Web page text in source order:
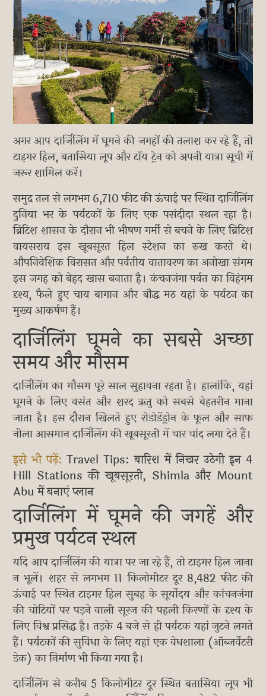
अगर आप दार्जिलिंग में घूमने की जगहों की तलाश कर रहे हैं, तो
टाइगर हिल, बतासिया लूप और टॉय ट्रेन को अपनी यात्रा सूची में
जरूर शामिल करें।
समुद्र तल से लगभग 6,710 फीट की ऊंचाई पर स्थित दार्जिलिंग
दुनिया भर के पर्यटकों के लिए एक पसंदीदा स्थल रहा है।
ब्रिटिश शासन के दौरान भी भीषण गर्मी से बचने के लिए ब्रिटिश
वायसराय इस खूबसूरत हिल स्टेशन का रुख करते थे।
औपनिवेशिक विरासत और पर्वतीय वातावरण का अनोखा संगम
इस जगह को बेहद खास बनाता है। कंचनजंगा पर्वत का विहंगम
दृश्य, फैले हुए चाय बागान और बौद्ध मठ यहां के पर्यटन का
मुख्य आकर्षण हैं।
दार्जिलिंग घूमने का सबसे अच्छा
समय और मौसम
दार्जिलिंग का मौसम पूरे साल सुहावना रहता है। हालांकि, यहां
घूमने के लिए वसंत और शरद ऋतु को सबसे बेहतरीन माना
जाता है। इस दौरान खिलते हुए रोडोडेंड्रोन के फूल और साफ
नीला आसमान दार्जिलिंग की खूबसूरती में चार चांद लगा देते हैं।
इसे भी पढ़ें:Travel Tips: बारिश में निखर उठेगी इन 4
Hill Stations की खूबसूरती, Shimla और Mount
Abu में बनाएं प्लान
दार्जिलिंग में घूमने की जगहें और
प्रमुख पर्यटन स्थल
यदि आप दार्जिलिंग की यात्रा पर जा रहे हैं, तो टाइगर हिल जाना
न भूलें। शहर से लगभग 11 किलोमीटर दूर 8,482 फीट की
ऊंचाई पर स्थित टाइगर हिल सुबह के सूर्योदय और कांचनजंगा
की चोटियों पर पड़ने वाली सूरज की पहली किरणों के दृश्य के
लिए विश्व प्रसिद्ध है। तड़के 4 बजे से ही पर्यटक यहां जुटने लगते
हैं। पर्यटकों की सुविधा के लिए यहां एक वेधशाला (ऑब्जर्वेटरी
डेक) का निर्माण भी किया गया है।
दार्जिलिंग से करीब 5 किलोमीटर दूर स्थित बतासिया लूप भी